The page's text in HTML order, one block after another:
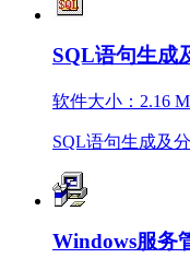
SQL语句生成
软件大小：2.16
SQL语句生成及
Windows服务